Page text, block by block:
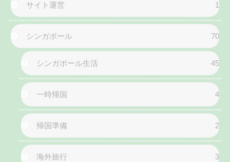
サイト運営 1
シンガポール 70
シンガポール生活 45
一時帰国 4
帰国準備 2
海外旅行 3